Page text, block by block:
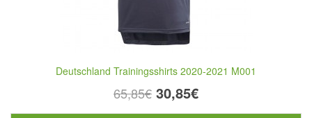
Deutschland Trainingsshirts 2020-2021 M001
65,85€ 30,85€